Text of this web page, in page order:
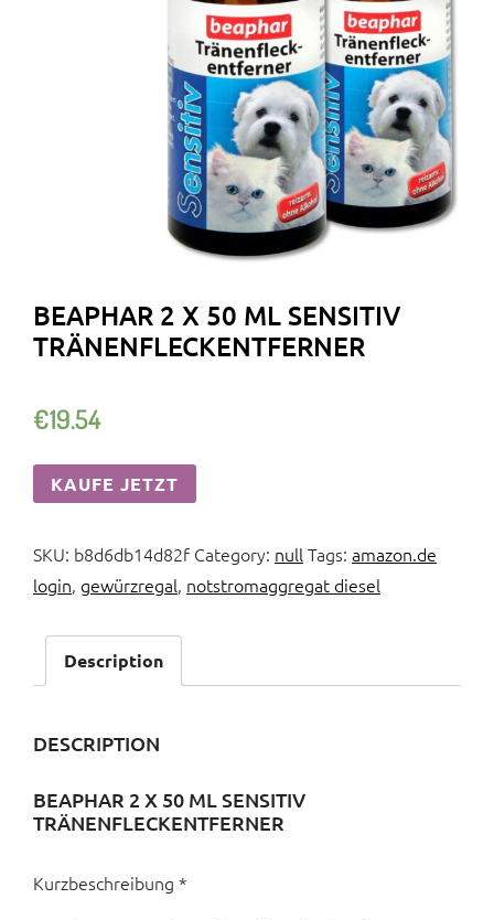
BEAPHAR 2 X 50 ML SENSITIV
TRÄNENFLECKENTFERNER
€19.54
KAUFE JETZT
SKU: b8d6db14d82f Category: nullTags: amazon.de
login, gewürzregal, notstromaggregat diesel
Description
DESCRIPTION
BEAPHAR 2 X 50 ML SENSITIV
TRÄNENFLECKENTFERNER
Kurzbeschreibung *